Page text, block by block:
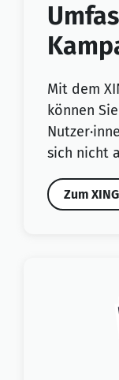
Mit dem
können
sich nicht
Zum